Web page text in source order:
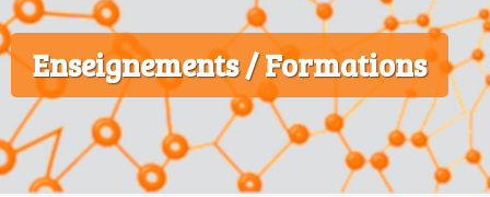
Enseignements / Formations